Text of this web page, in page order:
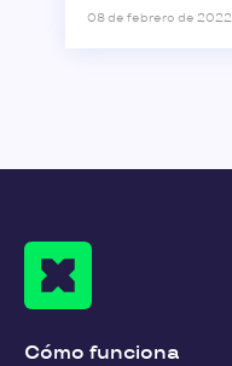
08 de febrero de 2022
Cómo funciona